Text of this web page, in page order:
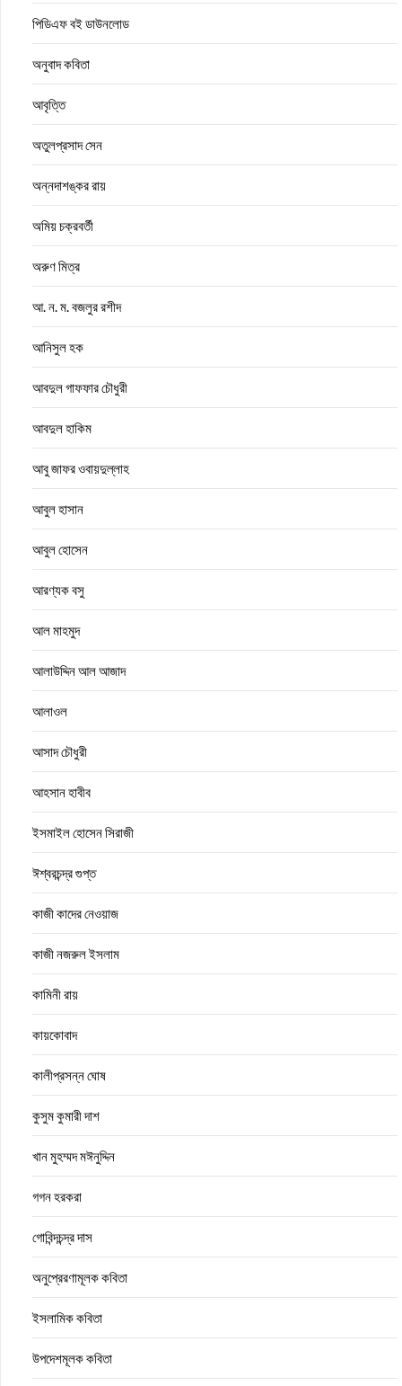
পিডিএফ বই ডাউনলোড
অনুবাদ কবিতা
আবৃত্তি
অতুলপ্রসাদ সেন
অন্নদাশঙ্কর রায়
অমিয় চক্রবর্তী
অরুণ মিত্র
আ. ন. ম. বজলুর রশীদ
আনিসুল হক
আবদুল গাফফার চৌধুরী
আবদুল হাকিম
আবু জাফর ওবায়দুল্লাহ
আবুল হাসান
আবুল হোসেন
আরণ্যক বসু
আল মাহমুদ
আলাউদ্দিন আল আজাদ
আলাওল
আসাদ চৌধুরী
আহসান হাবীব
ইসমাইল হোসেন সিরাজী
ঈশ্বরচন্দ্র গুপ্ত
কাজী কাদের নেওয়াজ
কাজী নজরুল ইসলাম
কামিনী রায়
কায়কোবাদ
কালীপ্রসন্ন ঘোষ
কুসুম কুমারী দাশ
খান মুহম্মদ মঈনুদ্দিন
গগন হরকরা
গোবিন্দচন্দ্র দাস
অনুপ্রেরণামূলক কবিতা
ইসলামিক কবিতা
উপদেশমূলক কবিতা